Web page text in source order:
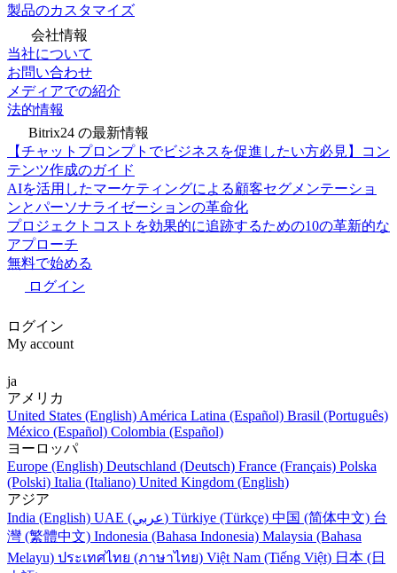
製品のカスタマイズ
会社情報
当社について
お問い合わせ
メディアでの紹介
法的情報
Bitrix24 の最新情報
【チャットプロンプトでビジネスを促進したい方必見】コン
テンツ作成のガイド
AIを活用したマーケティングによる顧客セグメンテーショ
ンとパーソナライゼーションの革命化
プロジェクトコストを効果的に追跡するための10の革新的な
アプローチ
無料で始める
ログイン
ログイン
My account
ja
アメリカ
United States (English) América Latina (Español) Brasil (Português)
México (Español) Colombia (Español)
ヨーロッパ
Europe (English) Deutschland (Deutsch) France (Français) Polska
(Polski) Italia (Italiano) United Kingdom (English)
アジア
India (English)
UAE (عربي) Türkiye (Türkçe) 中国 (简体中文) 台
灣 (繁體中文) Indonesia (Bahasa Indonesia) Malaysia (Bahasa
Melayu) ประเทศไทย (ภาษาไทย) Việt Nam (Tiếng Việt) 日本 (日